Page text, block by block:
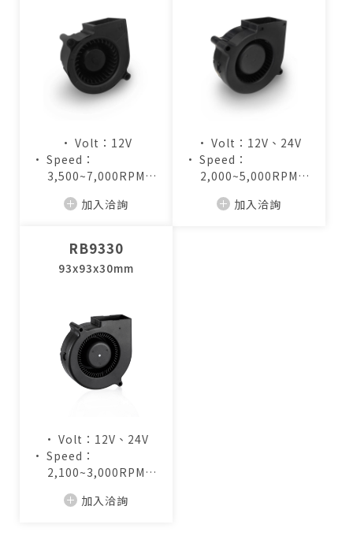
• Volt：12V
• Speed：
3,500~7,000RPM
4.8~9.5CFM
加入洽詢
• Volt：12V、24V
• Speed：
2,000~5,000RPM
7.2~17.3CFM
加入洽詢
RB9330
93x93x30mm
• Volt：12V、24V
• Speed：
2,100~3,000RPM
13.0~19.2CFM
加入洽詢
僅必需的Cookies